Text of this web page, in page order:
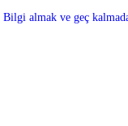
Bilgi almak ve geç